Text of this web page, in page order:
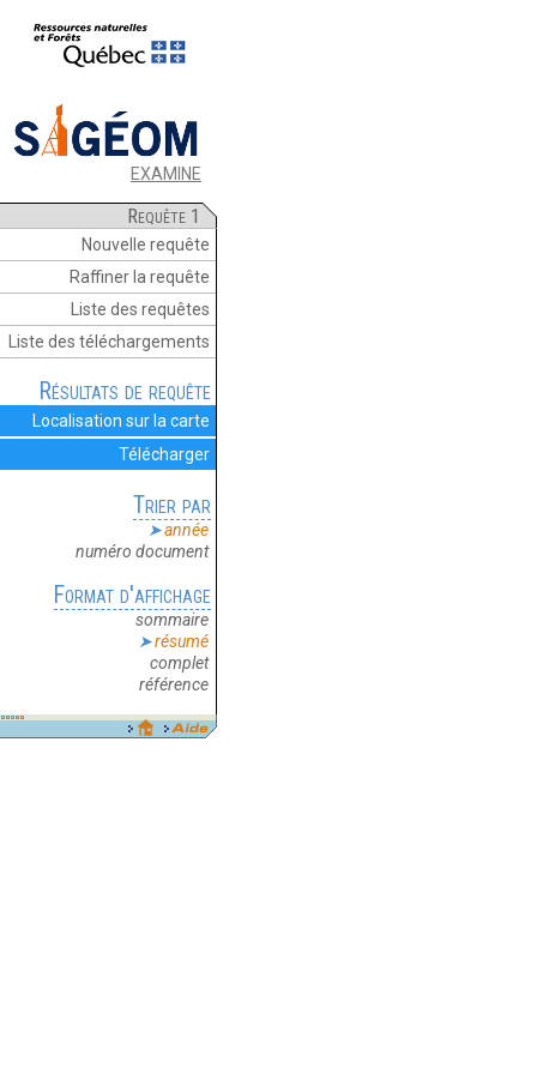
EXAMINE
Requête 1
Nouvelle requête
Raffiner la requête
Liste des requêtes
Liste des téléchargements
Résultats de requête
Localisation sur la carte
Télécharger
Trier par
année
numéro document
Format d'affichage
sommaire
résumé
complet
référence